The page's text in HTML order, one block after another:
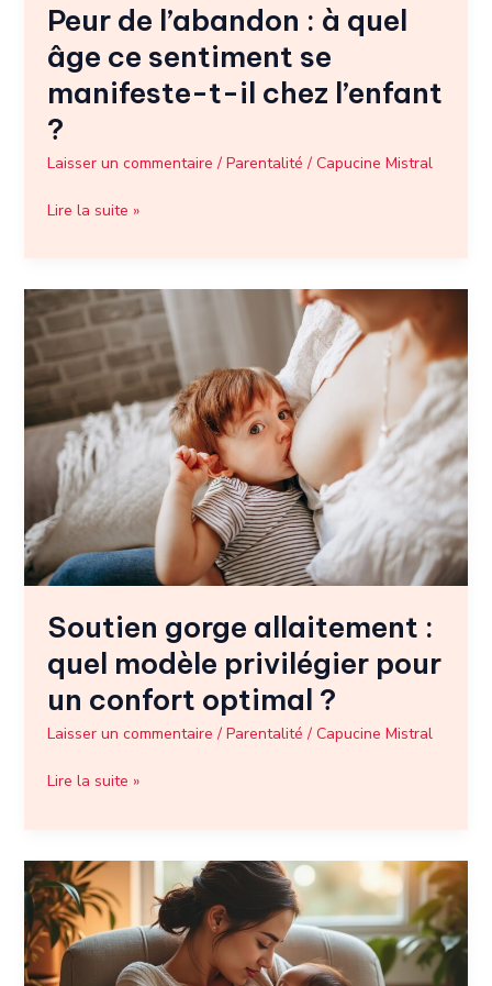
Peur de l’abandon : à quel
âge ce sentiment se
manifeste-t-il chez l’enfant
?
Laisser un commentaire / Parentalité / Capucine Mistral
t-
chez
l’enfant
?
Lire la suite »
Soutien gorge allaitement :
quel modèle privilégier pour
un confort optimal ?
Laisser un commentaire / Parentalité / Capucine Mistral
Soutien
gorge
allaitement
:
quel
modèle
privilégier
pour
un
confort
optimal
?
Lire la suite »
Dal
allaitement
:
un
réflexe